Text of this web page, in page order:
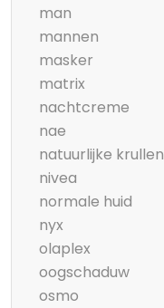
man
mannen
masker
matrix
nachtcreme
nae
natuurlijke krullen
nivea
normale huid
nyx
olaplex
oogschaduw
osmo